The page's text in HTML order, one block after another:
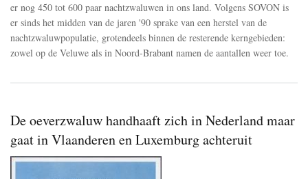
de
Veluwe
en
Brabant
er nog 450 tot 600 paar nachtzwaluwen in ons land. Volgens SOVON is
er sinds het midden van de jaren '90 sprake van een herstel van de
nachtzwaluwpopulatie, grotendeels binnen de resterende kerngebieden:
zowel op de Veluwe als in Noord-Brabant namen de aantallen weer toe.
De oeverzwaluw handhaaft zich in Nederland maar
gaat in Vlaanderen en Luxemburg achteruit